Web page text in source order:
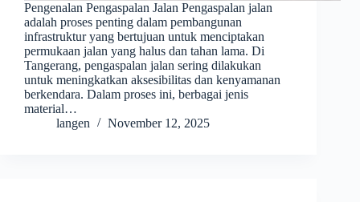
Pengenalan Pengaspalan Jalan Pengaspalan jalan
adalah proses penting dalam pembangunan
infrastruktur yang bertujuan untuk menciptakan
permukaan jalan yang halus dan tahan lama. Di
Tangerang, pengaspalan jalan sering dilakukan
untuk meningkatkan aksesibilitas dan kenyamanan
berkendara. Dalam proses ini, berbagai jenis
material…
langen
November 12, 2025